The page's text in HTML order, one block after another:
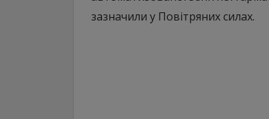
зазначили у Повітряних силах.